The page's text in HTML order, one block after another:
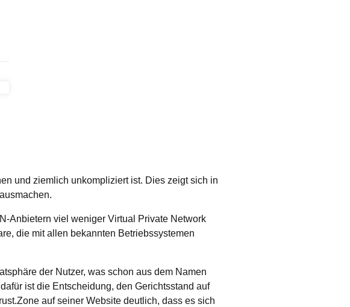
und ziemlich unkompliziert ist. Dies zeigt sich in
Anbietern viel weniger Virtual Private Network
die mit allen bekannten Betriebssystemen
der Nutzer, was schon aus dem Namen
ist die Entscheidung, den Gerichtsstand auf
auf seiner Website deutlich, dass es sich